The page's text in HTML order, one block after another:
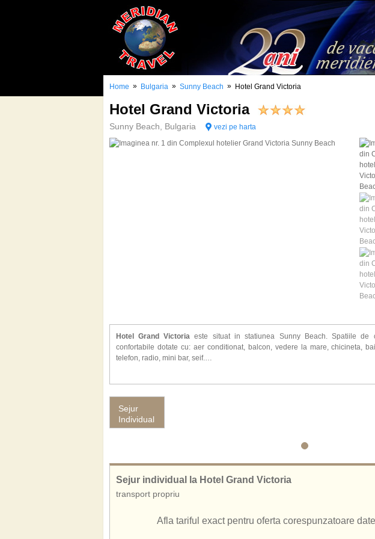
Home » Bulgaria » Sunny Beach » Hotel Grand Victoria
Hotel Grand Victoria
Sunny Beach, Bulgaria vezi pe harta
Hotel Grand Victoria este situat in statiunea Sunny Beach. Spatiile de
confortabile dotate cu: aer conditionat, balcon, vedere la mare, chicineta,
telefon, radio, mini bar, seif.
Hotelul Grand Victoria ofera servicii all inclusive.
Sejur
Individual
Sejur individual la Hotel Grand Victoria
transport propriu
Afla tariful exact pentru oferta corespunzatoare